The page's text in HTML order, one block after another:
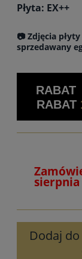
Płyta: EX++
📷 Zdjęcia
sprzedawany
RABAT
RABAT
Dodaj do